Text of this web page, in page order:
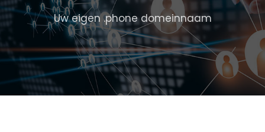
Uw eigen .phone domeinnaam